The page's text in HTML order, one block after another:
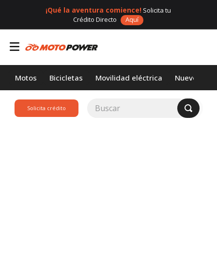
¡Qué la aventura comience! Solicita tu
Crédito Directo
Aquí
Motos Bicicletas Movilidad eléctrica Nuevos
Solicita crédito
Buscar